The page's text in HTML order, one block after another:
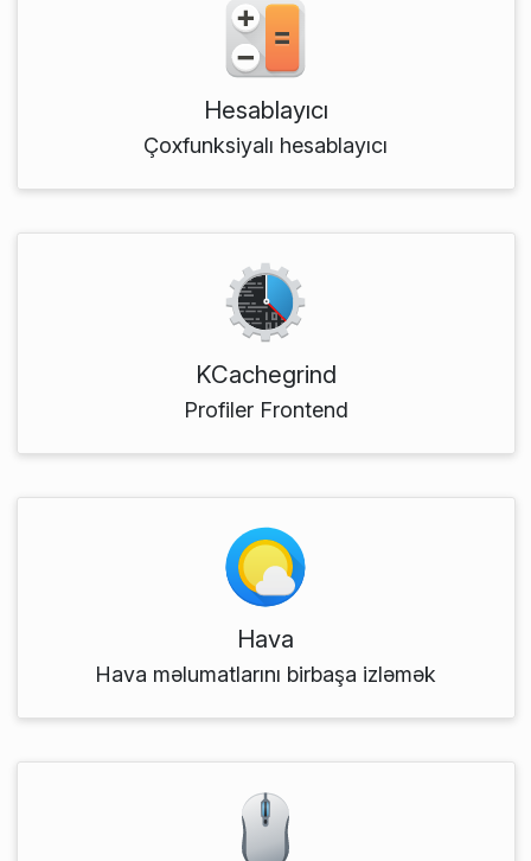
Hesablayıcı
Çoxfunksiyalı hesablayıcı
KCachegrind
Profiler Frontend
Hava
Hava məlumatlarını birbaşa izləmək